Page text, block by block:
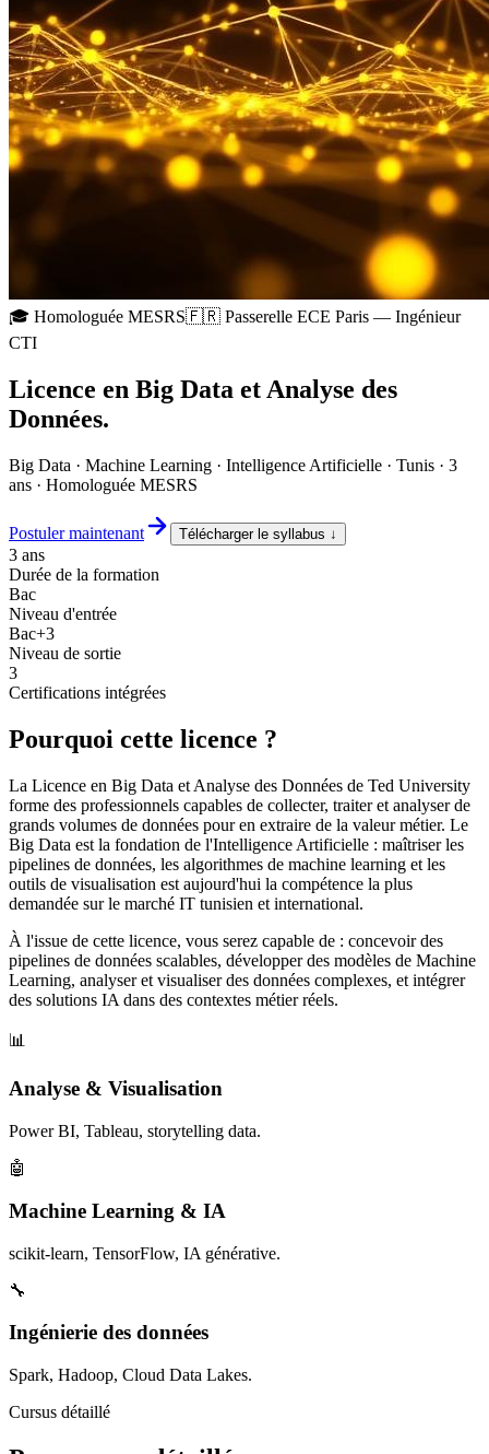
🎓 Homologuée MESRS🇫🇷 Passerelle ECE Paris — Ingénieur
CTI
Licence en Big Data et Analyse des
Données.
Big Data · Machine Learning · Intelligence Artificielle · Tunis · 3
ans · Homologuée MESRS
Postuler maintenant Télécharger le syllabus ↓
3 ans
Durée de la formation
Bac
Niveau d'entrée
Bac+3
Niveau de sortie
3
Certifications intégrées
Pourquoi cette licence ?
La Licence en Big Data et Analyse des Données de Ted University
forme des professionnels capables de collecter, traiter et analyser de
grands volumes de données pour en extraire de la valeur métier. Le
Big Data est la fondation de l'Intelligence Artificielle : maîtriser les
pipelines de données, les algorithmes de machine learning et les
outils de visualisation est aujourd'hui la compétence la plus
demandée sur le marché IT tunisien et international.
À l'issue de cette licence, vous serez capable de : concevoir des
pipelines de données scalables, développer des modèles de Machine
Learning, analyser et visualiser des données complexes, et intégrer
des solutions IA dans des contextes métier réels.
📊
Analyse & Visualisation
Power BI, Tableau, storytelling data.
🤖
Machine Learning & IA
scikit-learn, TensorFlow, IA générative.
🔧
Ingénierie des données
Spark, Hadoop, Cloud Data Lakes.
Cursus détaillé